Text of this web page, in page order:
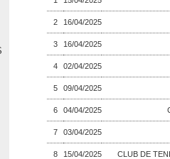
2 16/04/2025
3 16/04/2025
4 02/04/2025
5 09/04/2025
6 04/04/2025
7 03/04/2025
8 15/04/2025 CLUB DE